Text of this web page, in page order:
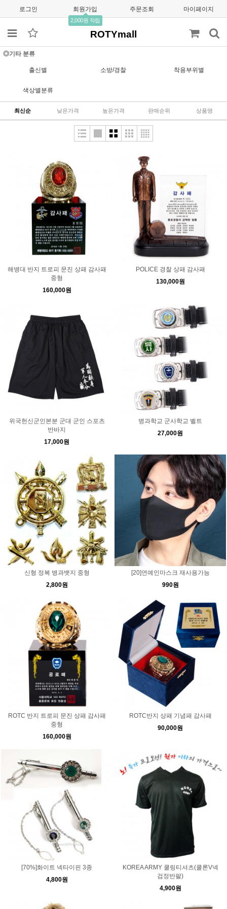
로그인 회원가입
2,000원 적립
주문조회 마이페이지
ROTYmall
◎기타 분류
출신별 소방/경찰 착용부위별
색상별분류
최신순 낮은가격 높은가격 판매순위 상품명
해병대 반지 트로피 문진 상패 감사패
중형
160,000원
POLICE 경찰 상패 감사패
130,000원
위국헌신군인본분 군대 군인 스포츠
반바지
17,000원
병과학교 군사학교 벨트
27,000원
신형 정복 병과뱃지 중형
2,800원
[20]연예인마스크 재사용가능
990원
ROTC 반지 트로피 문진 상패 감사패
중형
160,000원
ROTC반지 상패 기념패 감사패
90,000원
[70%]화이트 넥타이핀 3종
4,800원
KOREA ARMY 쿨링티셔츠(쿨론V넥
검정반팔)
4,900원